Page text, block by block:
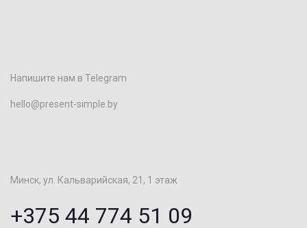
Напишите нам в Telegram
hello@present-simple.by
Минск, ул. Кальварийская, 21, 1 этаж
+375 44 774 51 09